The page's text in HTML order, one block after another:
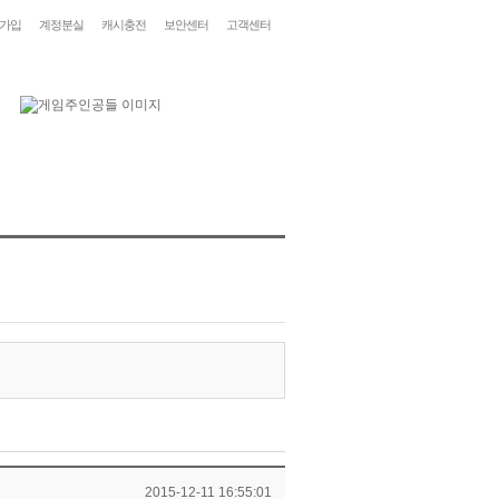
입 계정분실 캐시충전 보안센터 고객센터
2015-12-11 16:55:01